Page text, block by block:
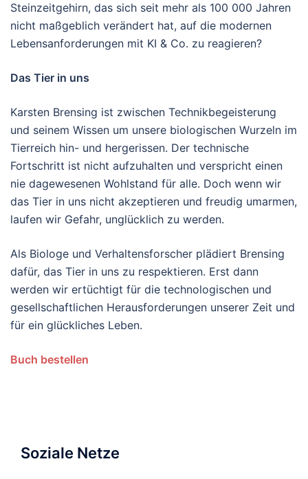
Steinzeitgehirn, das sich seit mehr als 100 000 Jahren
nicht maßgeblich verändert hat, auf die modernen
Lebensanforderungen mit KI & Co. zu reagieren?
Das Tier in uns
Karsten Brensing ist zwischen Technikbegeisterung
und seinem Wissen um unsere biologischen Wurzeln im
Tierreich hin- und hergerissen. Der technische
Fortschritt ist nicht aufzuhalten und verspricht einen
nie dagewesenen Wohlstand für alle. Doch wenn wir
das Tier in uns nicht akzeptieren und freudig umarmen,
laufen wir Gefahr, unglücklich zu werden.
Als Biologe und Verhaltensforscher plädiert Brensing
dafür, das Tier in uns zu respektieren. Erst dann
werden wir ertüchtigt für die technologischen und
gesellschaftlichen Herausforderungen unserer Zeit und
für ein glückliches Leben.
Buch bestellen
Soziale Netze